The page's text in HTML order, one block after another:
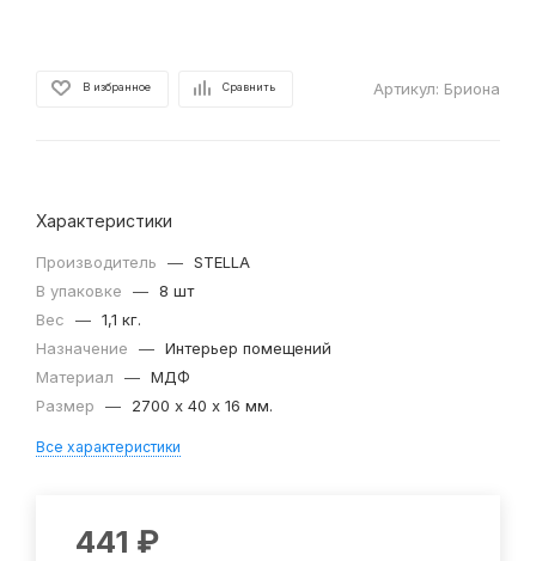
В избранное Сравнить Артикул: Бриона
Характеристики
Производитель — STELLA
В упаковке
— 8 шт
Вес
— 1,1 кг.
Назначение
— Интерьер помещений
Материал
— МДФ
Размер
— 2700 х 40 х 16 мм.
Все характеристики
441 ₽